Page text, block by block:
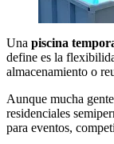
Una piscina
define es la
almacenamiento o
Aunque mucha
residenciales
para eventos,